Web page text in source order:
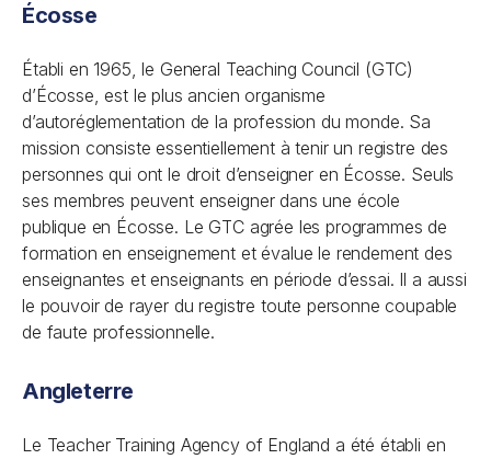
Écosse
Établi en 1965, le General Teaching Council (GTC)
d’Écosse, est le plus ancien organisme
d’autoréglementation de la profession du monde. Sa
mission consiste essentiellement à tenir un registre des
personnes qui ont le droit d’enseigner en Écosse. Seuls
ses membres peuvent enseigner dans une école
publique en Écosse. Le GTC agrée les programmes de
formation en enseignement et évalue le rendement des
enseignantes et enseignants en période d’essai. Il a aussi
le pouvoir de rayer du registre toute personne coupable
de faute professionnelle.
Angleterre
Le Teacher Training Agency of England a été établi en